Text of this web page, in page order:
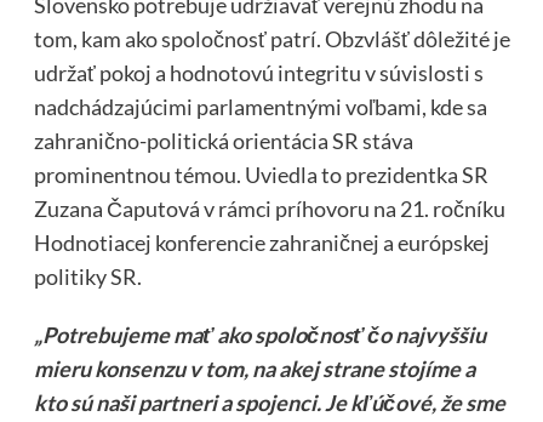
tom, kam ako spoločnosť patrí. Obzvlášť dôležité je
udržať pokoj a hodnotovú integritu v súvislosti s
nadchádzajúcimi parlamentnými voľbami, kde sa
zahranično-politická orientácia SR stáva
prominentnou témou. Uviedla to prezidentka SR
Zuzana Čaputová v rámci príhovoru na 21. ročníku
Hodnotiacej konferencie zahraničnej a európskej
politiky SR.
„Potrebujeme mať ako spoločnosť čo najvyššiu
mieru konsenzu v tom, na akej strane stojíme a
kto sú naši partneri a spojenci. Je kľúčové, že sme